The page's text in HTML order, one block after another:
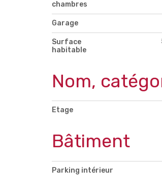
chambres
Garage
Surface
habitable
Nom,
Etage
Bâtiment
Parking intérieur